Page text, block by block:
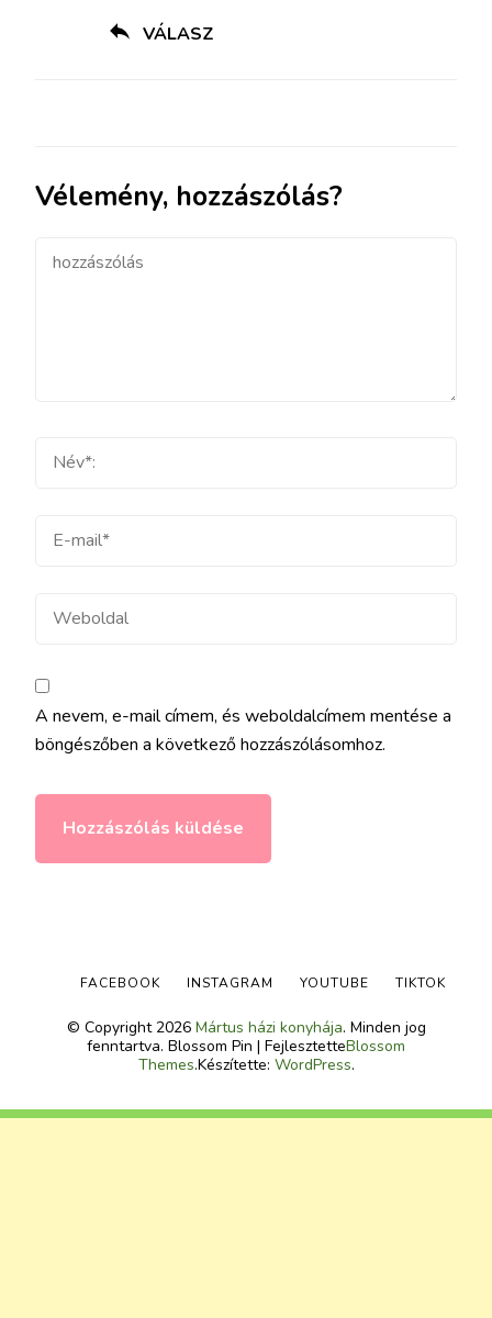
VÁLASZ
Vélemény, hozzászólás?
hozzászólás
Teljes
E-
Weboldal
A nevem, e-mail címem, és weboldalcímem mentése a
böngészőben a következő hozzászólásomhoz.
© Copyright 2026 Mártus házi konyhája. Minden jog
fenntartva. Blossom Pin | FejlesztetteBlossom
Themes.Készítette: WordPress.
FACEBOOK INSTAGRAM YOUTUBE TIKTOK